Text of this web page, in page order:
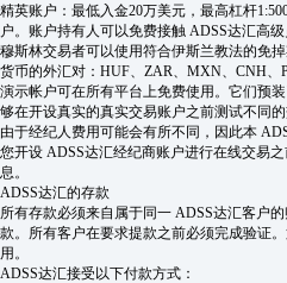
精英账户：最低入金20万美元，最高杠杆
户。账户持有人可以免费接触 ADSS达汇高
穆斯林交易者可以使用符合伊斯兰教法的免
货币的外汇对：HUF、ZAR、MXN、CNH、
演示帐户可在所有平台上免费使用。它们预
够在开设真实的真实交易账户之前测试不同的
由于经纪人费用可能会有所不同，因此本
您开设 ADSS达汇经纪商账户进行在线交易
息。
ADSS达汇的存款
所有存款必须来自属于同一 ADSS达汇客户
款。所有客户在要求提款之前必须完成验证
用。
ADSS达汇接受以下付款方式：